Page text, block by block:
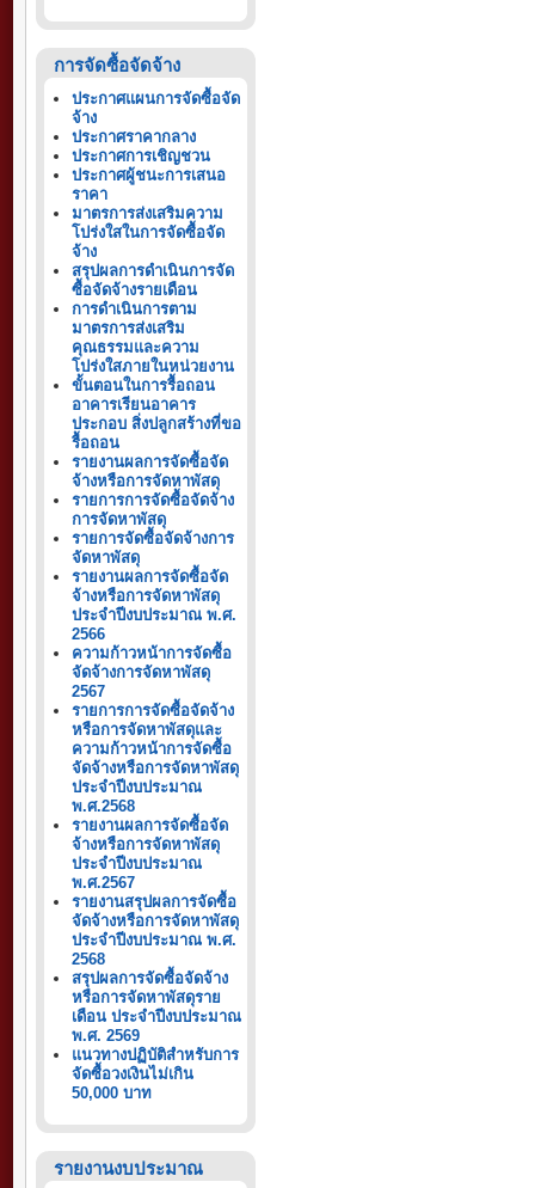
การจัดซื้อจัดจ้าง
ประกาศแผนการจัดซื้อจัด
จ้าง
ประกาศราคากลาง
ประกาศการเชิญชวน
ประกาศผู้ชนะการเสนอ
ราคา
มาตรการส่งเสริมความ
โปร่งใสในการจัดซื้อจัด
จ้าง
สรุปผลการดำเนินการจัด
ซื้อจัดจ้างรายเดือน
การดำเนินการตาม
มาตรการส่งเสริม
คุณธรรมและความ
โปร่งใสภายในหน่วยงาน
ขั้นตอนในการรื้อถอน
อาคารเรียนอาคาร
ประกอบ สิ่งปลูกสร้างที่ขอ
รื้อถอน
รายงานผลการจัดซื้อจัด
จ้างหรือการจัดหาพัสดุ
รายการการจัดซื้อจัดจ้าง
การจัดหาพัสดุ
รายการจัดซื้อจัดจ้างการ
จัดหาพัสดุ
รายงานผลการจัดซื้อจัด
จ้างหรือการจัดหาพัสดุ
ประจำปีงบประมาณ พ.ศ.
2566
ความก้าวหน้าการจัดซื้อ
จัดจ้างการจัดหาพัสดุ
2567
รายการการจัดซื้อจัดจ้าง
หรือการจัดหาพัสดุและ
ความก้าวหน้าการจัดซื้อ
จัดจ้างหรือการจัดหาพัสดุ
ประจำปีงบประมาณ
พ.ศ.2568
รายงานผลการจัดซื้อจัด
จ้างหรือการจัดหาพัสดุ
ประจำปีงบประมาณ
พ.ศ.2567
รายงานสรุปผลการจัดซื้อ
จัดจ้างหรือการจัดหาพัสดุ
ประจำปีงบประมาณ พ.ศ.
2568
สรุปผลการจัดซื้อจัดจ้าง
หรือการจัดหาพัสดุราย
เดือน ประจำปีงบประมาณ
พ.ศ. 2569
แนวทางปฏิบัติสำหรับการ
จัดซื้อวงเงินไม่เกิน
50,000 บาท
รายงานงบประมาณ